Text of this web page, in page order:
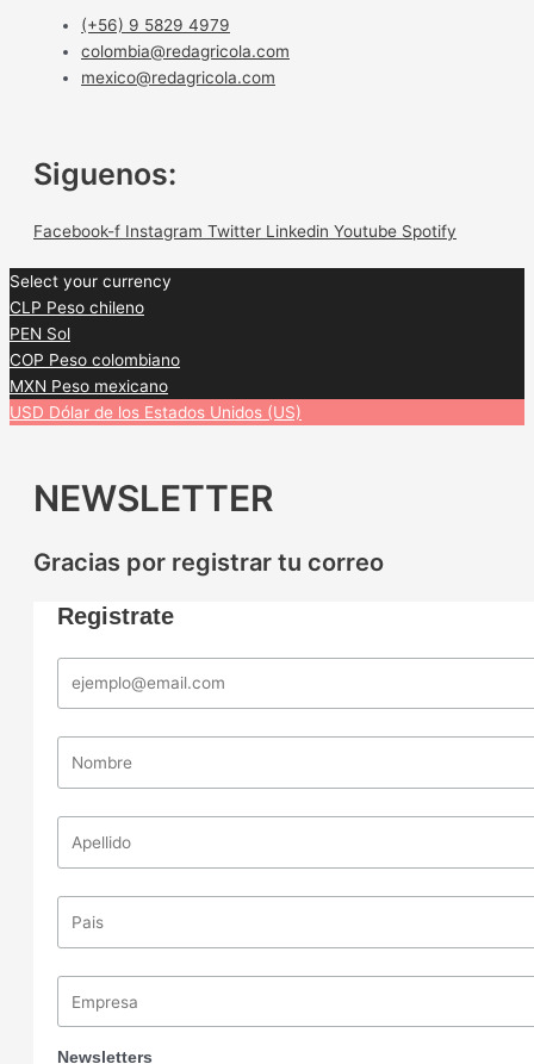
(+56) 9 5829 4979
colombia@redagricola.com
mexico@redagricola.com
Siguenos:
Facebook-f Instagram Twitter Linkedin Youtube Spotify
Select your currency
CLP Peso chileno
PEN Sol
COP Peso colombiano
MXN Peso mexicano
USD Dólar de los Estados Unidos (US)
NEWSLETTER
Gracias por registrar tu correo
Registrate
Newsletters